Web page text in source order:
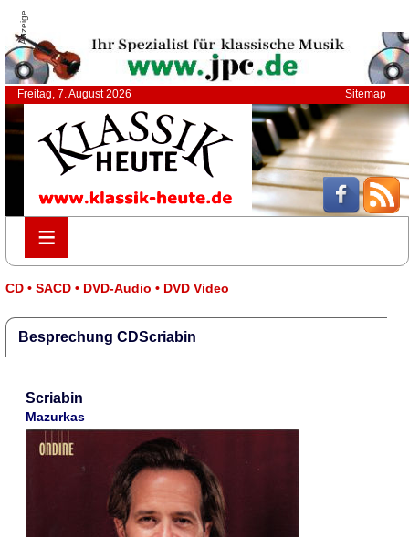
Anzeige
Freitag, 7. August 2026 Sitemap
≡
≡
CD • SACD • DVD-Audio • DVD Video
Besprechung CDScriabin
Scriabin
Mazurkas